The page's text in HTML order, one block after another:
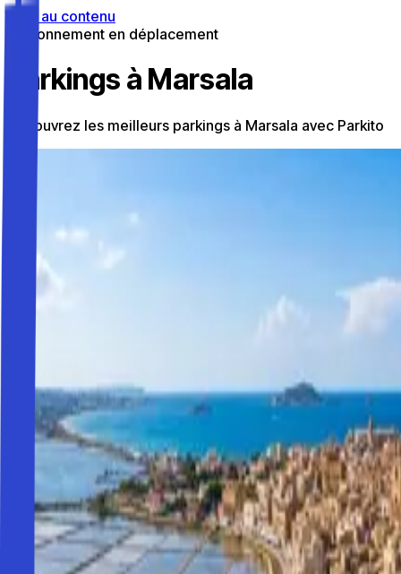
Aller au contenu
Stationnement en déplacement
Parkings à Marsala
Découvrez les meilleurs parkings à Marsala avec Parkito